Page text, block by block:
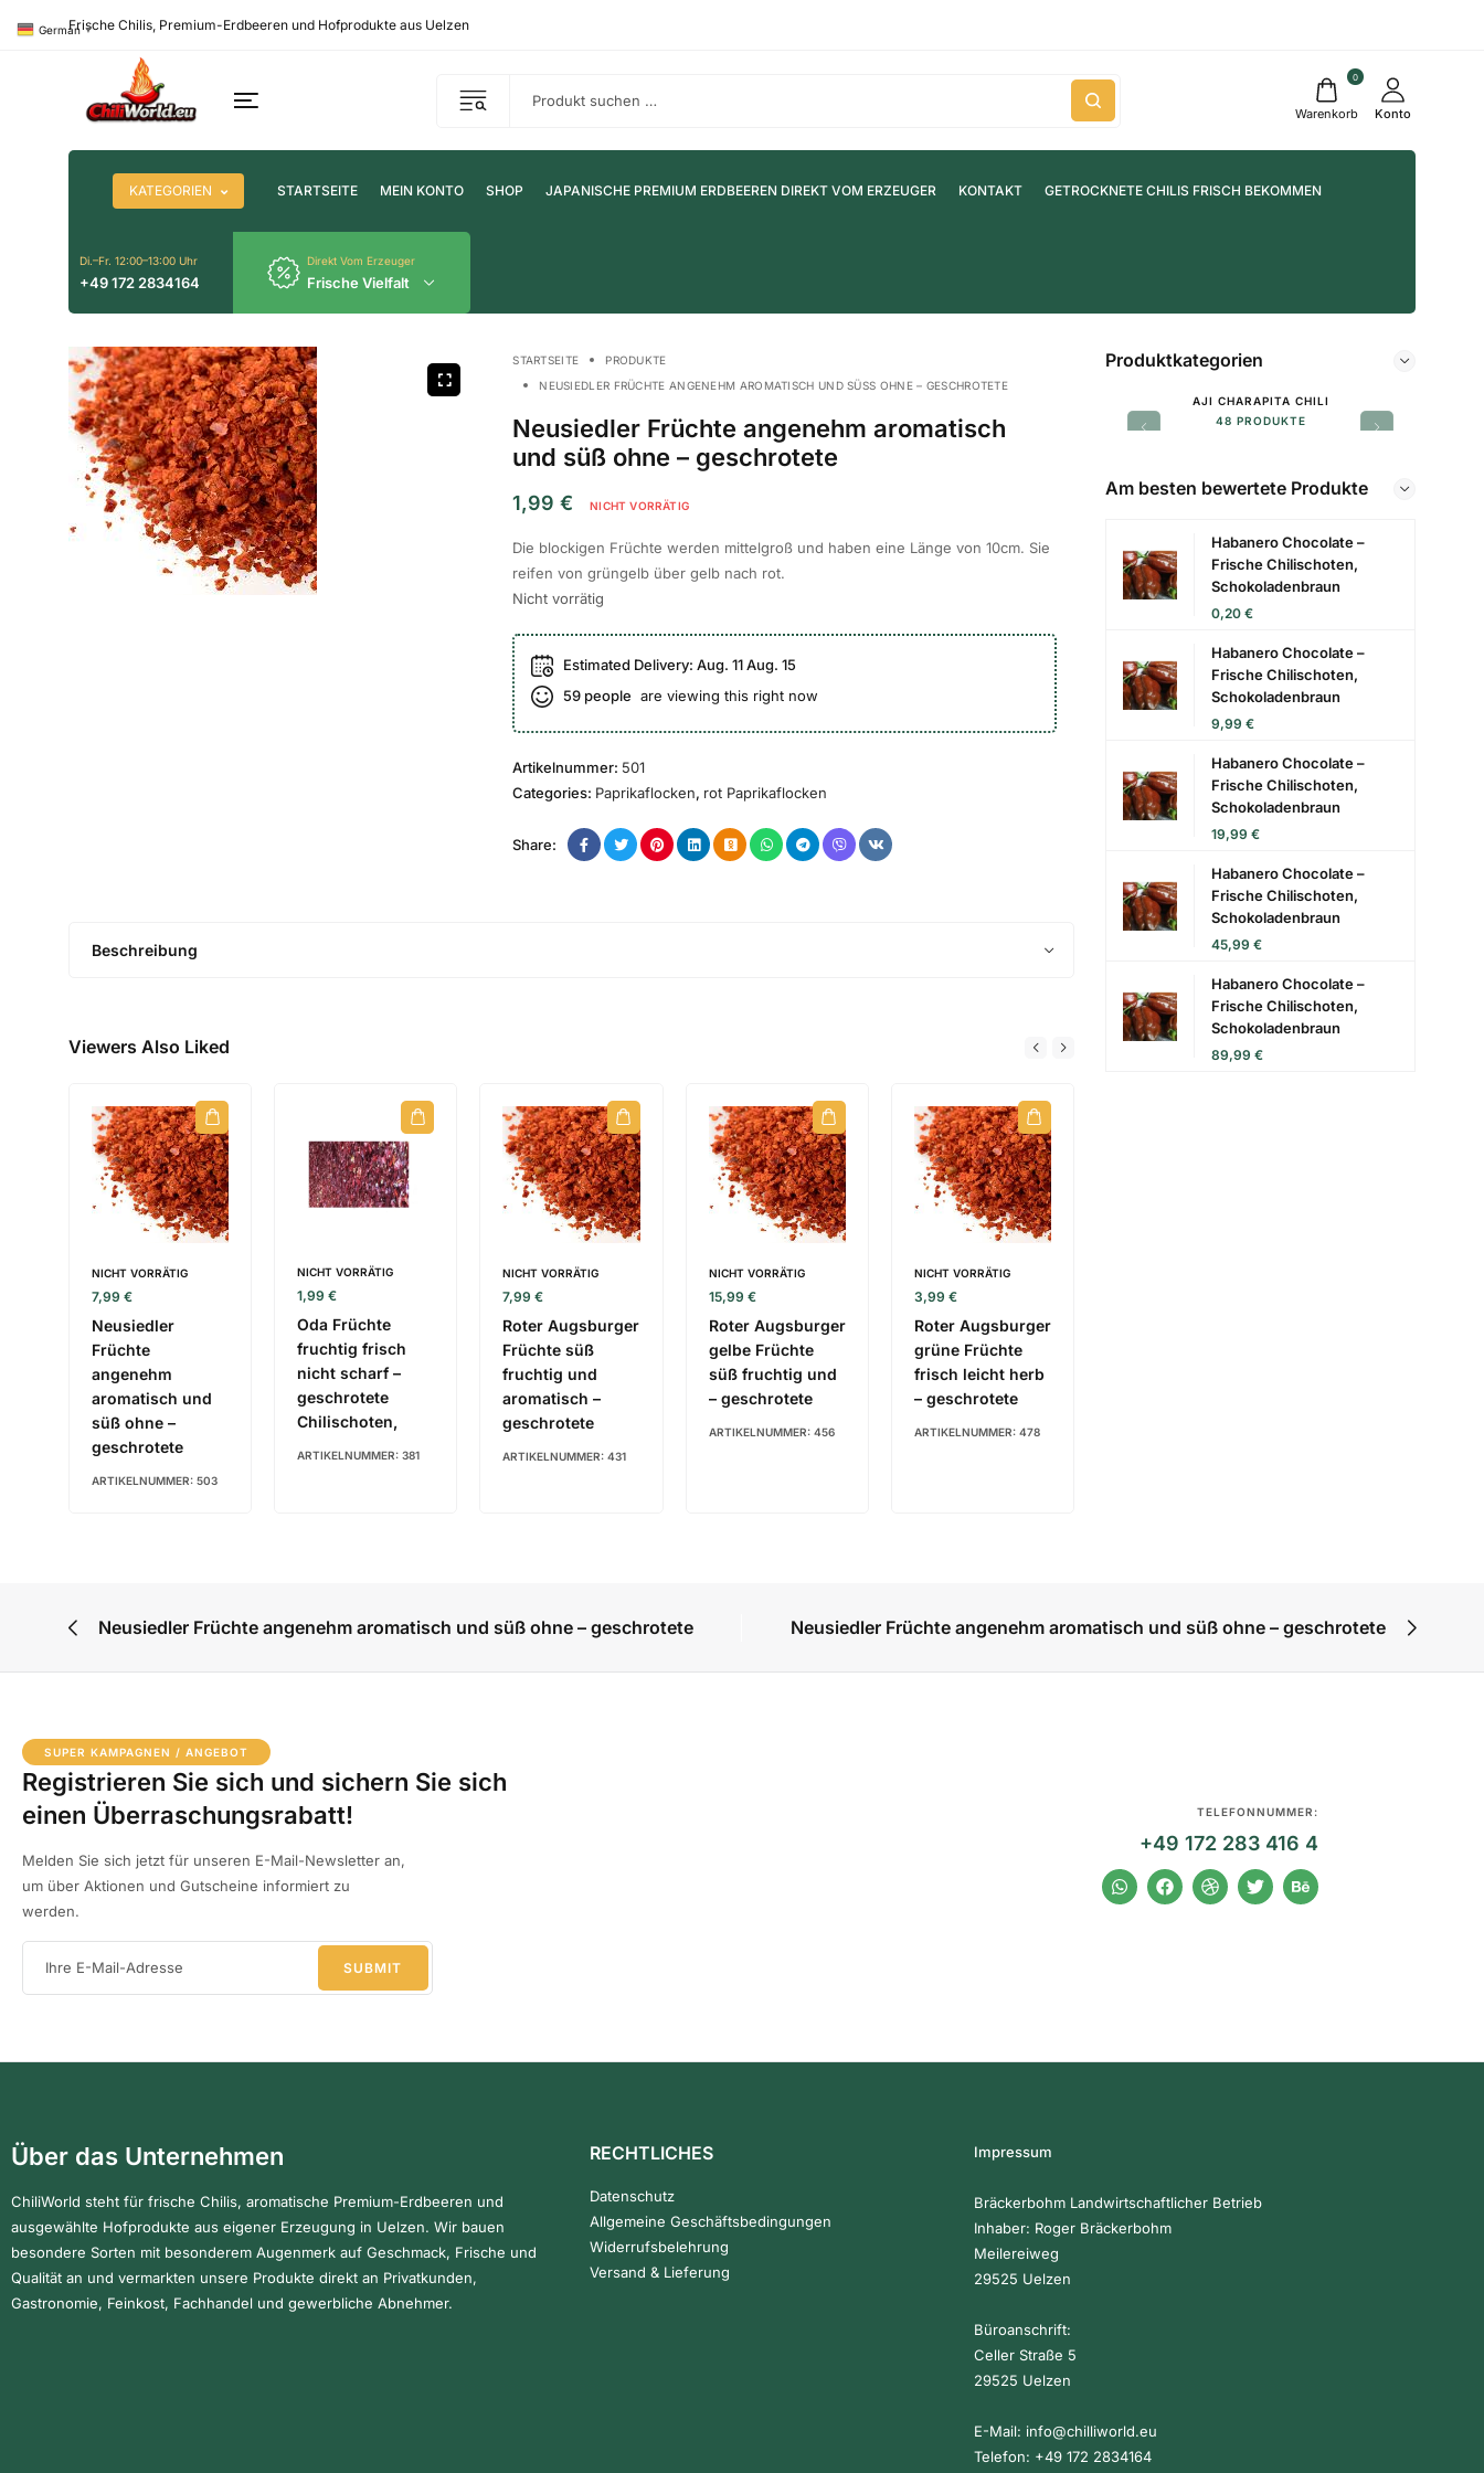
Frische Chilis, Premium-Erdbeeren und Hofprodukte aus Uelzen
0
Warenkorb Konto
KATEGORIEN STARTSEITE MEIN KONTO SHOP JAPANISCHE PREMIUM ERDBEEREN DIREKT VOM ERZEUGER KONTAKT GETROCKNETE CHILIS FRISCH BEKOMMEN
Di.–Fr. 12:00–13:00 Uhr
+49 172 2834164
Direkt Vom Erzeuger
Frische Vielfalt
Produktkategorien
AJI CHARAPITA CHILI
48 PRODUKTE
Am besten bewertete Produkte
Habanero Chocolate –
Frische Chilischoten,
Schokoladenbraun
0,20 €
Habanero Chocolate –
Frische Chilischoten,
Schokoladenbraun
9,99 €
Habanero Chocolate –
Frische Chilischoten,
Schokoladenbraun
19,99 €
Habanero Chocolate –
Frische Chilischoten,
Schokoladenbraun
45,99 €
Habanero Chocolate –
Frische Chilischoten,
Schokoladenbraun
89,99 €
STARTSEITE
PRODUKTE
NEUSIEDLER FRÜCHTE ANGENEHM AROMATISCH UND SÜSS OHNE – GESCHROTETE
Neusiedler Früchte angenehm aromatisch
und süß ohne – geschrotete
1,99€ NICHT VORRÄTIG
Die blockigen Früchte werden mittelgroß und haben eine Länge von 10cm. Sie
reifen von grüngelb über gelb nach rot.
Nicht vorrätig
Estimated Delivery:Aug. 11 Aug. 15
59 people are viewing this right now
Artikelnummer: 501
Categories: Paprikaflocken, rot Paprikaflocken
Share:
Beschreibung
Viewers Also Liked
NICHT VORRÄTIG
7,99 €
Neusiedler
Früchte
angenehm
aromatisch und
süß ohne –
geschrotete
ARTIKELNUMMER: 503
NICHT VORRÄTIG
1,99€
Oda Früchte
fruchtig frisch
nicht scharf –
geschrotete
Chilischoten,
ARTIKELNUMMER:381
NICHT VORRÄTIG
7,99€
Roter Augsburger
Früchte süß
fruchtig und
aromatisch –
geschrotete
ARTIKELNUMMER:431
NICHT VORRÄTIG
15,99 €
Roter Augsburger
gelbe Früchte
süß fruchtig und
– geschrotete
ARTIKELNUMMER: 456
NICHT VORRÄTIG
3,99 €
Roter Augsburger
grüne Früchte
frisch leicht herb
– geschrotete
ARTIKELNUMMER: 478
Neusiedler Früchte angenehm aromatisch und süß ohne – geschrotete Neusiedler Früchte angenehm aromatisch und süß ohne – geschrotete
SUPER KAMPAGNEN / ANGEBOT
Registrieren Sie sich und sichern Sie sich
einen Überraschungsrabatt!
Melden Sie sich jetzt für unseren E-Mail-Newsletter an,
um über Aktionen und Gutscheine informiert zu
werden.
TELEFONNUMMER:
+49 172 283 416 4
Über das Unternehmen
ChiliWorld steht für frische Chilis, aromatische Premium-Erdbeeren und
ausgewählte Hofprodukte aus eigener Erzeugung in Uelzen. Wir bauen
besondere Sorten mit besonderem Augenmerk auf Geschmack, Frische und
Qualität an und vermarkten unsere Produkte direkt an Privatkunden,
Gastronomie, Feinkost, Fachhandel und gewerbliche Abnehmer.
RECHTLICHES
Datenschutz
Allgemeine Geschäftsbedingungen
Widerrufsbelehrung
Versand & Lieferung
Impressum
Bräckerbohm Landwirtschaftlicher Betrieb
Inhaber: Roger Bräckerbohm
Meilereiweg
29525 Uelzen
Büroanschrift:
Celler Straße 5
29525 Uelzen
E-Mail: info@chilliworld.eu
Telefon: +49 172 2834164
German ▼